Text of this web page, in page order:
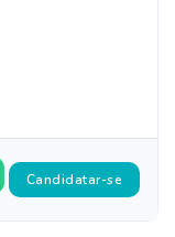
Candidatar-se